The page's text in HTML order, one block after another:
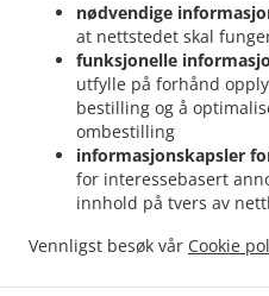
nødvendige
at nettstedet skal
funksjonelle
utfylle på forhånd
bestilling og å
ombestilling
informasjonskapsler
for interessebasert
innhold på tvers av
Vennligst besøk vår Cookie
Levering av Italiensk mat Maspalomas
Maspalomas Playa del Águila
. Levering
Levering av Italiensk mat Maspalomas
.
Levering av Italiensk mat Lomo Gordo .
Levering av Italiensk mat El Salobre
Levering av Italiensk mat Montaña
Levering av Italiensk mat Bahía Feliz .
av Italiensk mat Ayagaures
. Levering av
av Italiensk mat El Horno . Takeaway